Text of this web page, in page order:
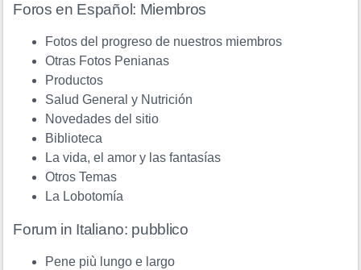
Foros en Español: Miembros
Fotos del progreso de nuestros miembros
Otras Fotos Penianas
Productos
Salud General y Nutrición
Novedades del sitio
Biblioteca
La vida, el amor y las fantasías
Otros Temas
La Lobotomía
Forum in Italiano: pubblico
Pene più lungo e largo